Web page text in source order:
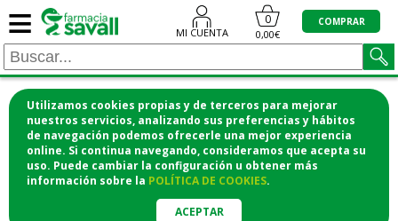
Utilizamos cookies propias y de terceros para mejorar
nuestros servicios, analizando sus preferencias y hábitos
de navegación podemos ofrecerle una mejor experiencia
online. Si continua navegando, consideramos que acepta su
uso. Puede cambiar la configuración u obtener más
información sobre la POLÍTICA DE COOKIES.
ACEPTAR
≡ MI CUENTA
0
0,00€
COMPRAR
¡COMPRA CÓMODAMENTE
DESDE CASA Y RECOGE EN LA
FARMACIA!o si lo prefieres te lo mandamos
a casa